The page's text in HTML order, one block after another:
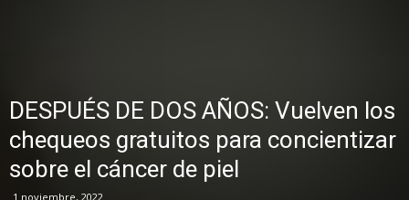
DESPUÉS DE DOS AÑOS: Vuelven los
chequeos gratuitos para concientizar
sobre el cáncer de piel
1 noviembre, 2022